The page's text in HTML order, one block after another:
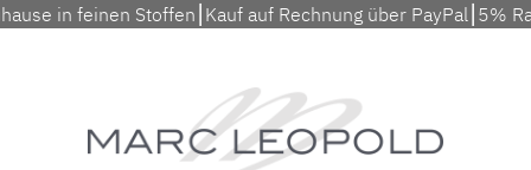
in feinen Stoffen⎮Kauf auf Rechnung über PayPal⎮5%